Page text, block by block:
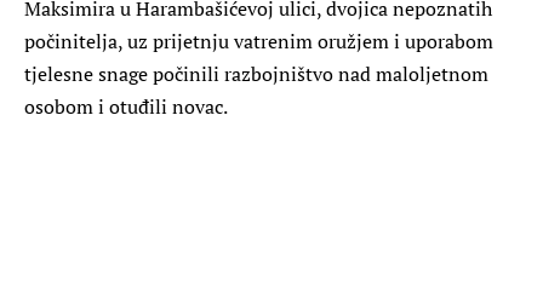
Maksimira u Harambašićevoj ulici, dvojica nepoznatih
počinitelja, uz prijetnju vatrenim oružjem i uporabom
tjelesne snage počinili razbojništvo nad maloljetnom
osobom i otuđili novac.